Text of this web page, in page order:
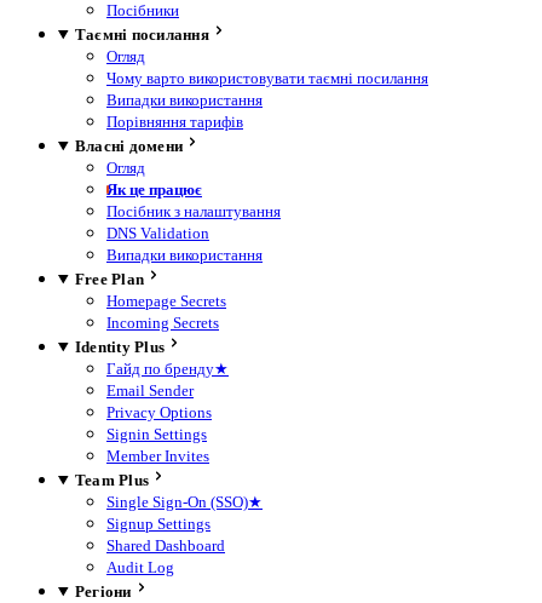
Посібники
Таємні посилання
Огляд
Чому варто використовувати таємні посилання
Випадки використання
Порівняння тарифів
Власні домени
Огляд
Як це працює
Посібник з налаштування
DNS Validation
Випадки використання
Free Plan
Homepage Secrets
Incoming Secrets
Identity Plus
Гайд по бренду★
Email Sender
Privacy Options
Signin Settings
Member Invites
Team Plus
Single Sign-On (SSO)★
Signup Settings
Shared Dashboard
Audit Log
Регіони